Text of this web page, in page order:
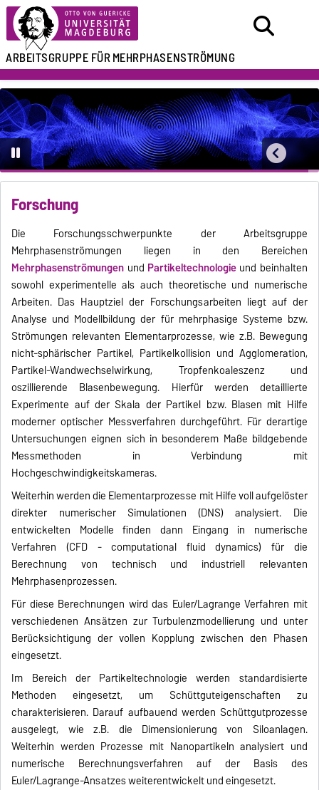
ARBEITSGRUPPE FÜRMEHRPHASENSTRÖMUNG
Forschung
Die Forschungsschwerpunkte der Arbeitsgruppe
Mehrphasenströmungen liegen in den Bereichen
Mehrphasenströmungen und Partikeltechnologie und beinhalten
sowohl experimentelle als auch theoretische und numerische
Arbeiten. Das Hauptziel der Forschungsarbeiten liegt auf der
Analyse und Modellbildung der für mehrphasige Systeme bzw.
Strömungen relevanten Elementarprozesse, wie z.B. Bewegung
nicht-sphärischer Partikel, Partikelkollision und Agglomeration,
Partikel-Wandwechselwirkung, Tropfenkoaleszenz und
oszillierende Blasenbewegung. Hierfür werden detaillierte
Experimente auf der Skala der Partikel bzw. Blasen mit Hilfe
moderner optischer Messverfahren durchgeführt. Für derartige
Untersuchungen eignen sich in besonderem Maße bildgebende
Messmethoden in Verbindung mit
Hochgeschwindigkeitskameras.
Weiterhin werden die Elementarprozesse mit Hilfe voll aufgelöster
direkter numerischer Simulationen (DNS) analysiert. Die
entwickelten Modelle finden dann Eingang in numerische
Verfahren (CFD - computational fluid dynamics) für die
Berechnung von technisch und industriell relevanten
Mehrphasenprozessen.
Für diese Berechnungen wird das Euler/Lagrange Verfahren mit
verschiedenen Ansätzen zur Turbulenzmodellierung und unter
Berücksichtigung der vollen Kopplung zwischen den Phasen
eingesetzt.
Im Bereich der Partikeltechnologie werden standardisierte
Methoden eingesetzt, um Schüttguteigenschaften zu
charakterisieren. Darauf aufbauend werden Schüttgutprozesse
ausgelegt, wie z.B. die Dimensionierung von Siloanlagen.
Weiterhin werden Prozesse mit Nanopartikeln analysiert und
numerische Berechnungsverfahren auf der Basis des
Euler/Lagrange-Ansatzes weiterentwickelt und eingesetzt.